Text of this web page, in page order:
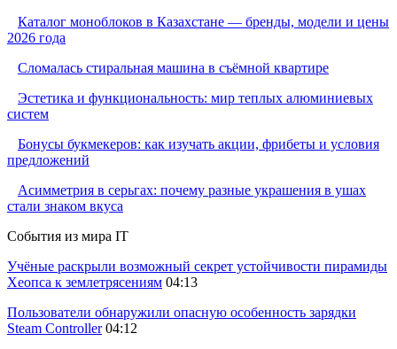
Каталог моноблоков в Казахстане — бренды, модели и цены
2026 года
Сломалась стиральная машина в съёмной квартире
Эстетика и функциональность: мир теплых алюминиевых
систем
Бонусы букмекеров: как изучать акции, фрибеты и условия
предложений
Асимметрия в серьгах: почему разные украшения в ушах
стали знаком вкуса
События из мира IT
Учёные раскрыли возможный секрет устойчивости пирамиды
Хеопса к землетрясениям 04:13
Пользователи обнаружили опасную особенность зарядки
Steam Controller 04:12